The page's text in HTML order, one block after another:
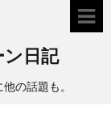
日記
の話題も。